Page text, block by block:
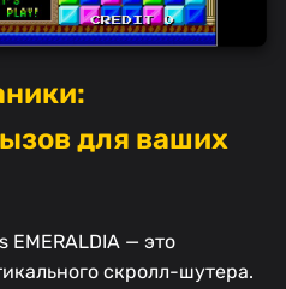
для ваших
EMERALDIA — это
скролл-шутера.